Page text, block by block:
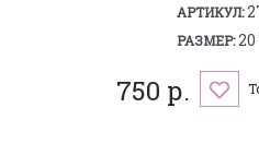
АРТИКУЛ:
РАЗМЕР:20
750 р.